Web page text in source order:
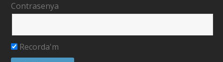
Contrasenya
Recorda'm